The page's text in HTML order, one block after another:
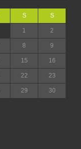
S S
1 2
8 9
15 16
22 23
29 30